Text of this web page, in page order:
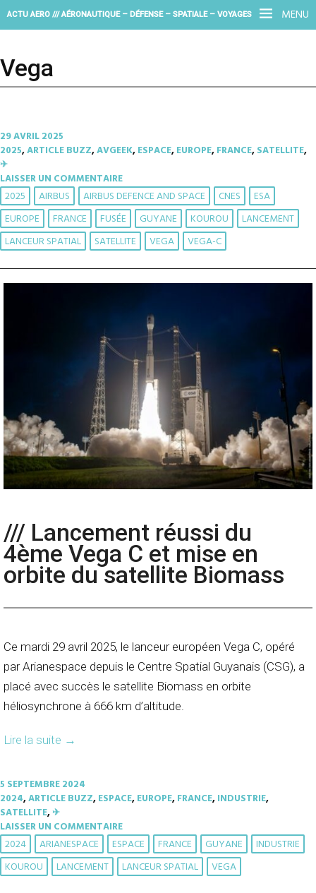
MENU
ACTU AERO /// AÉRONAUTIQUE – DÉFENSE – SPATIALE – VOYAGES
Vega
29 AVRIL 2025
2025,ARTICLE BUZZ,AVGEEK,ESPACE,EUROPE,FRANCE,SATELLITE,
✈︎
LAISSER UN COMMENTAIRE
2025 AIRBUS AIRBUS DEFENCE AND SPACE CNES
ESA
EUROPE
FRANCE FUSÉE GUYANE KOUROU
LANCEMENT
LANCEUR SPATIAL
SATELLITE VEGA VEGA-C
/// Lancement réussi du
4ème Vega C et mise en
orbite du satellite Biomass
Ce mardi 29 avril 2025, le lanceur européen Vega C, opéré
par Arianespace depuis le Centre Spatial Guyanais (CSG), a
placé avec succès le satellite Biomass en orbite
héliosynchrone à 666 km d’altitude.
Lire la suite →
5 SEPTEMBRE 2024
2024,ARTICLE BUZZ,ESPACE,EUROPE,FRANCE,INDUSTRIE,
SATELLITE,✈︎
LAISSER UN COMMENTAIRE
2024 ARIANESPACE ESPACE FRANCE GUYANE
INDUSTRIE
KOUROU
LANCEMENT LANCEUR SPATIAL VEGA